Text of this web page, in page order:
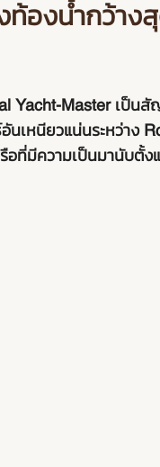
ท้องน้ำกว้าง
Yacht-Master เป็น
เหนียวแน่นระหว่าง
อที่มีความเป็นมานับตั้ง